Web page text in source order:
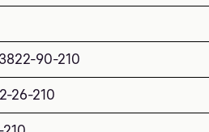
90-210
26-210